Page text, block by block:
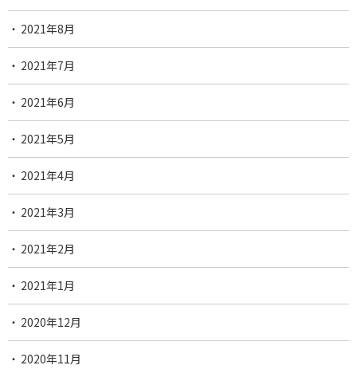
2021年8月
2021年7月
2021年6月
2021年5月
2021年4月
2021年3月
2021年2月
2021年1月
2020年12月
2020年11月